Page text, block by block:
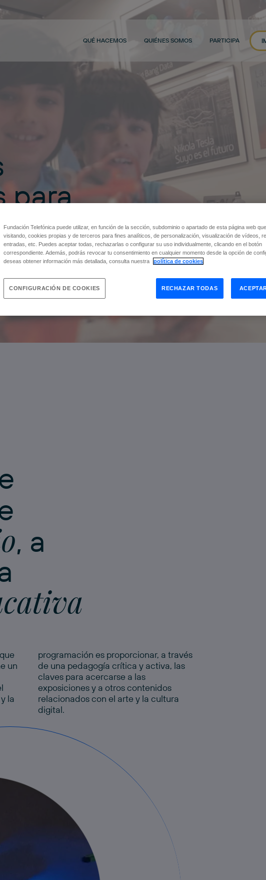
QUÉ HACEMOS QUIÉNES SOMOS PARTICIPA
para
, a
un
la
programación es proporcionar, a través
de una pedagogía crítica y activa, las
claves para acercarse a las
exposiciones y a otros contenidos
relacionados con el arte y la cultura
digital.
Fundación Telefónica puede utilizar, en función de la sección, subdominio o apartado de esta página web
visitando, cookies propias y de terceros para fines analíticos, de personalización, visualización de vídeos,
entradas, etc. Puedes aceptar todas, rechazarlas o configurar su uso individualmente, clicando en el botón
correspondiente. Además, podrás revocar tu consentimiento en cualquier momento desde la opción de
deseas obtener información más detallada, consulta nuestra
política de cookies
RECHAZAR TODAS
CONFIGURACIÓN DE COOKIES